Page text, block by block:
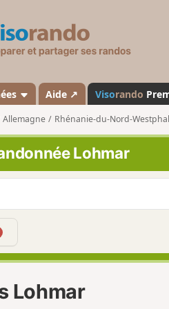
s
a
n
d
o
Aide ↗ Visorando
Allemagne Rhénanie-du-Nord-
Lohmar
Lohmar